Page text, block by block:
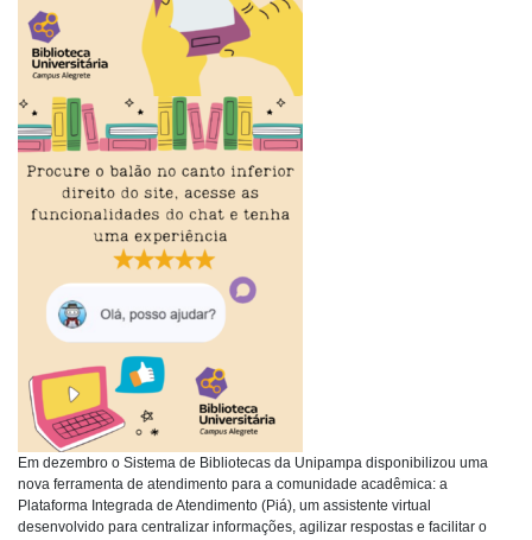
Em dezembro o Sistema de Bibliotecas da Unipampa disponibilizou uma
nova ferramenta de atendimento para a comunidade acadêmica: a
Plataforma Integrada de Atendimento (Piá), um assistente virtual
desenvolvido para centralizar informações, agilizar respostas e facilitar o